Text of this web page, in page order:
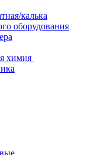
калька
оборудования
химия